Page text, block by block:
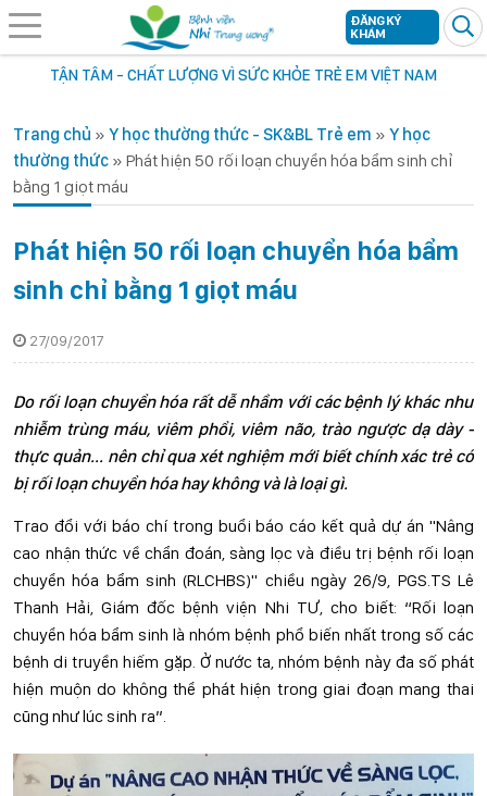
TẬN TÂM - CHẤT LƯỢNG VÌ SỨC KHỎE TRẺ EM VIỆT NAM
ĐĂNG KÝ
KHÁM
Trang chủ » Y học thường thức - SK&BL Trẻ em » Y học
thường thức » Phát hiện 50 rối loạn chuyển hóa bẩm sinh chỉ
bằng 1 giọt máu
Phát hiện 50 rối loạn chuyển hóa bẩm
sinh chỉ bằng 1 giọt máu
27/09/2017
Do rối loạn chuyển hóa rất dễ nhầm với các bệnh lý khác như
nhiễm trùng máu, viêm phổi, viêm não, trào ngược dạ dày -
thực quản... nên chỉ qua xét nghiệm mới biết chính xác trẻ có
bị rối loạn chuyển hóa hay không và là loại gì.
Trao đổi với báo chí trong buổi báo cáo kết quả dự án "Nâng
cao nhận thức về chẩn đoán, sàng lọc và điều trị bệnh rối loạn
chuyển hóa bẩm sinh (RLCHBS)" chiều ngày 26/9, PGS.TS Lê
Thanh Hải, Giám đốc bệnh viện Nhi TƯ, cho biết: “Rối loạn
chuyển hóa bẩm sinh là nhóm bệnh phổ biến nhất trong số các
bệnh di truyền hiếm gặp. Ở nước ta, nhóm bệnh này đa số phát
hiện muộn do không thể phát hiện trong giai đoạn mang thai
cũng như lúc sinh ra”.